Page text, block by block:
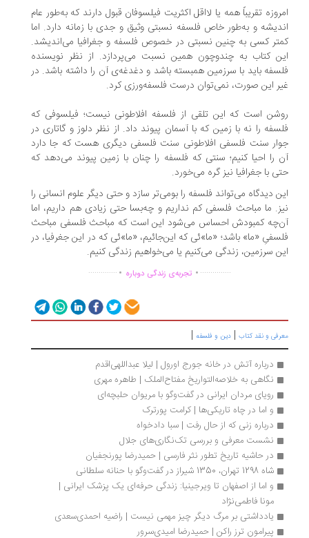
تقریباً همه یا لااقل اکثریت فیلسوفان قبول دارند که به‌طور عام
و به‌طور خاص فلسفه نسبتی وثیق و جدی با زمانه دارد. اما
کسی به چنین نسبتی در خصوص فلسفه و جغرافیا می‌اندیشد.
کتاب به چندوچون همین نسبت می‌پردازد. از نظر نویسنده
باید با سرزمین همبسته باشد و دغدغه‌ی آن را داشته باشد. در
این صورت، نمی‌توان درست فلسفه‌ورزی کرد.
است که این تلقی از فلسفه افلاطونی نیست؛ فیلسوفی که
را نه با زمین که با آسمان پیوند داد. از نظر دلوز و گاتاری در
سنت فلسفی افلاطونی سنت فلسفی دیگری هست که جا دارد
را احیا کنیم؛ سنتی که فلسفه را چنان با زمین پیوند می‌دهد که
با جغرافیا نیز گره می‌خورد.
دیدگاه می‌تواند فلسفه را بومی‌تر سازد و حتی دیگر علوم انسانی را
ما مباحث فلسفی کم نداریم و چه‌بسا حتی زیادی هم داریم، اما
کمبودش احساس می‌شود این است که مباحث فلسفی مباحث
«ما» باشد؛ «ما»ئی که این‌جائیم، «ما»ئی که در این جغرفیا، در
سرزمین، زندگی می‌کنیم یا می‌خواهیم زندگی کنیم.
...............
. تجربه‌ی زندگی دوباره.
..............
و نقد کتاب|دین و فلسفه|
درباره آتش در خانه جورج اورول | لیلا عبداللهی‌اقدم
نگاهی به خلاصه‌التواریخ مفتاح‌الملک | طاهره مهری
رویای مردان ایرانی در گفت‌وگو با مریوان حلبچه‌ای
و اما در چاه تاریکی‌ها | کرامت پورترک
درباره زنی که از حال رفت | سبا دادخواه
نشست معرفی و بررسی تک‌نگاری‌های جلال
در حاشیه تاریخ تطور نثر فارسی | حمیدرضا پورنجفیان
و اما از اصفهان تا ویرجینیا: زندگی حرفه‌ای یک پزشک ایرانی |
مونا فاطمی‌نژاد
یادداشتی بر مرگ دیگر چیز مهمی نیست | راضیه احمدی‌سعدی
پیرامون ترز راکن | حمیدرضا امیدی‌سرور